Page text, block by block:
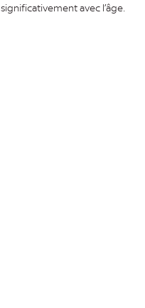
significativement avec l’âge.